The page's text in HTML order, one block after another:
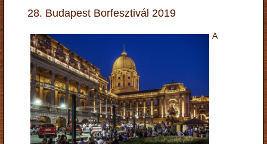
28. Budapest Borfesztivál 2019
A